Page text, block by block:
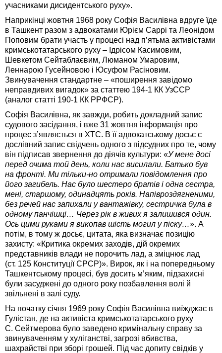
учасниками дисидентського руху».
Наприкінці жовтня 1968 року Софія Василівна вдруге їде
в Ташкент разом з адвокатами Юрієм Саррі та Леонідом
Поповим брати участь у процесі над п’ятьма активістами
кримськотатарського руху – Ідрісом Касимовим,
Шевкетом Сейтаблаєвим, Люманом Умаровим,
Леннарою Гусейновою і Юсуфом Расіновим.
Звинувачення стандартне – «поширення завідомо
неправдивих вигадок» за статтею 194-1 КК УзССР
(аналог статті 190-1 КК РРФСР).
Софія Василівна, як завжди, робить докладний запис
судового засідання, і вже 31 жовтня інформація про
процес з’являється в ХТС. В її адвокатському досьє є
дослівний запис свідчень одного з підсудних про те, чому
він підписав звернення до діячів культури: «У мене досі
перед очима той день, коли нас висилали. Батько був
на фронті. Ми тільки-но отримали повідомлення про
його загибель. Нас було шестеро братів і одна сестра,
мені, старшому, одинадцять років. Напівроздягненими,
без речей нас запихали у вантажівку, сестричка була в
одному панчішці… Через рік в живих я залишився один.
Ось цими руками я викопав шість могил у піску…». А
потім, в тому ж досьє, цитата, яка визначає позицію
захисту: «Критика окремих заходів, дій окремих
представників влади не порочить лад, а зміцнює лад
(ст. 125 Конституції СРСР)». Вирок, як і на попередньому
Ташкентському процесі, був досить м’яким, підзахисні
були засуджені до одного року позбавлення волі й
звільнені в залі суду.
На початку січня 1969 року Софія Василівна виїжджає в
Гулістан, де на активіста кримськотатарського руху
С. Сейтмерова було заведено кримінальну справу за
звинуваченням у хуліганстві, загрозі вбивства,
шахрайстві при зборі грошей. Під час допиту свідків у